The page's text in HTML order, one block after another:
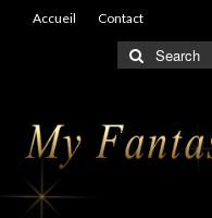
Accueil Contact